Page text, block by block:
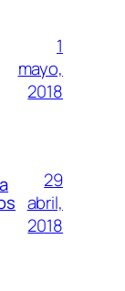
1
mayo,
2018
29
abril,
2018